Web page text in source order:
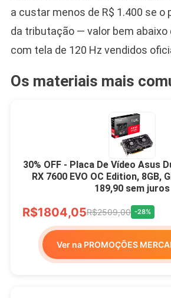
a custar menos de R$ 1.400 se o
da tributação — valor bem abaixo
com tela de 120 Hz vendidos
Os materiais mais
30% OFF - Placa De Vídeo Asus
RX 7600 EVO OC Edition, 8GB,
189,90 sem juros
R$1804,05R$2509,00 -28%
Ver na PROMOÇÕES